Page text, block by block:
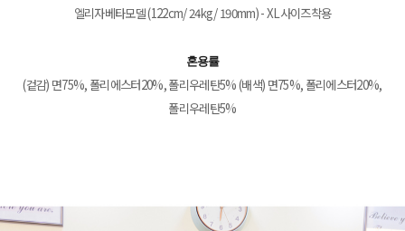
엘리자베타모델 (122cm/ 24kg/ 190mm) - XL사이즈착용
혼용률
(겉감) 면75%, 폴리에스터20%, 폴리우레탄5% (배색) 면75%, 폴리에스터20%,
폴리우레탄5%